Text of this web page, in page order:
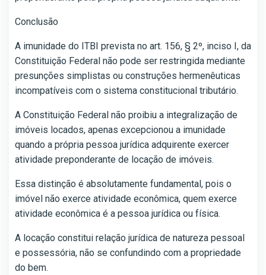
Conclusão
A imunidade do ITBI prevista no art. 156, § 2º, inciso I, da
Constituição Federal não pode ser restringida mediante
presunções simplistas ou construções hermenêuticas
incompatíveis com o sistema constitucional tributário.
A Constituição Federal não proibiu a integralização de
imóveis locados, apenas excepcionou a imunidade
quando a própria pessoa jurídica adquirente exercer
atividade preponderante de locação de imóveis.
Essa distinção é absolutamente fundamental, pois o
imóvel não exerce atividade econômica, quem exerce
atividade econômica é a pessoa jurídica ou física.
A locação constitui relação jurídica de natureza pessoal
e possessória, não se confundindo com a propriedade
do bem.